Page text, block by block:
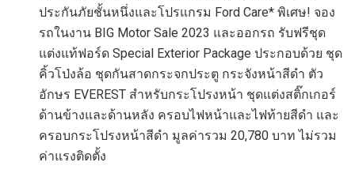
ประกันภัยชั้นหนึ่งและโปรแกรม Ford Care* พิเศษ! จอง
รถในงาน BIG Motor Sale 2023 และออกรถ รับฟรีชุด
แต่งแท้ฟอร์ด Special Exterior Package ประกอบด้วย ชุด
คิ้วโป่งล้อ ชุดกันสาดกระจกประตู กระจังหน้าสีดำ ตัว
อักษร EVEREST สำหรับกระโปรงหน้า ชุดแต่งสติ๊กเกอร์
ด้านข้างและด้านหลัง ครอบไฟหน้าและไฟท้ายสีดำ และ
ครอบกระโปรงหน้าสีดำ มูลค่ารวม 20,780 บาท ไม่รวม
ค่าแรงติดตั้ง